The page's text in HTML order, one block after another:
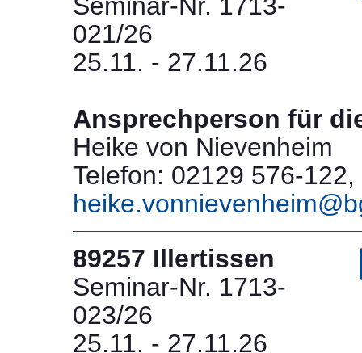
021/26
25.11. - 27.11.26
Ansprechperson für
Heike von Nievenheim
Telefon: 02129 576-122,
89257 Illertissen
Seminar-Nr. 1713-
023/26
25.11. - 27.11.26